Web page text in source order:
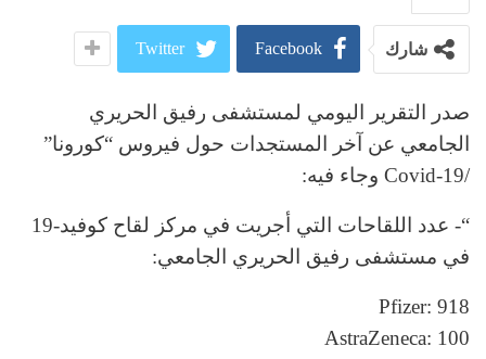
شارك Facebook
Twitter
صدر التقرير اليومي لمستشفى رفيق الحريري
الجامعي عن آخر المستجدات حول فيروس “كورونا”
/Covid-19 وجاء فيه:
“- عدد اللقاحات التي أجريت في مركز لقاح كوفيد-19
في مستشفى رفيق الحريري الجامعي:
Pfizer: 918
AstraZeneca: 100